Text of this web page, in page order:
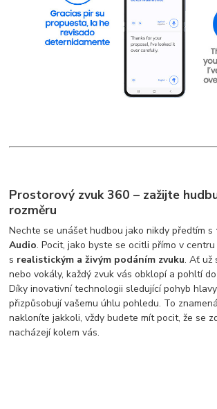
Prostorový zvuk 360 – zažijte
rozměru
Nechte se unášet hudbou jako nikdy předtím s
Audio. Pocit, jako byste se ocitli přímo v centru
s realistickým a živým podáním zvuku. Ať už
nebo vokály, každý zvuk vás obklopí a pohltí
Díky inovativní technologii sledující pohyb
přizpůsobují vašemu úhlu pohledu. To
nakloníte jakkoli, vždy budete mít pocit, že se
nacházejí kolem vás.